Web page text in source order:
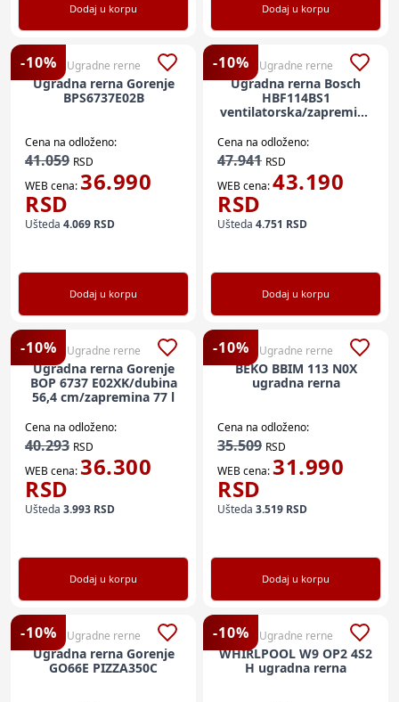
Dodaj u korpu Dodaj u korpu
-10% Ugradne rerne
Ugradna rerna Gorenje
BPS6737E02B
Cena na odloženo:
41.059 RSD
WEB cena:36.990
RSD
Ušteda 4.069 RSD
Dodaj u korpu
-10% Ugradne rerne
Ugradna rerna Bosch
HBF114BS1
ventilatorska/zapremina
+ display
Cena na odloženo:
47.941 RSD
WEB cena:43.190
RSD
Ušteda 4.751 RSD
Dodaj u korpu
-10% Ugradne rerne
Ugradna rerna Gorenje
BOP 6737 E02XK/dubina
56,4 cm/zapremina 77 l
Cena na odloženo:
40.293 RSD
WEB cena:36.300
RSD
Ušteda 3.993 RSD
Dodaj u korpu
-10% Ugradne rerne
BEKO BBIM 113 N0X
ugradna rerna
Cena na odloženo:
35.509 RSD
WEB cena:31.990
RSD
Ušteda 3.519 RSD
Dodaj u korpu
-10% Ugradne rerne
Ugradna rerna Gorenje
GO66E PIZZA350C
-10% Ugradne rerne
WHIRLPOOL W9 OP2 4S2
H ugradna rerna